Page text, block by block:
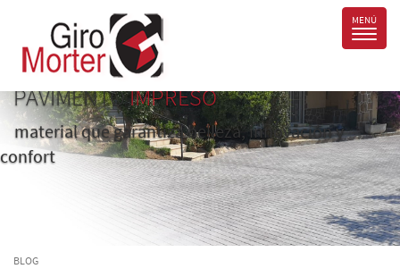
PAVIMENTOIMPRESO
material que garantiza belleza, innovación y
confort
BLOG